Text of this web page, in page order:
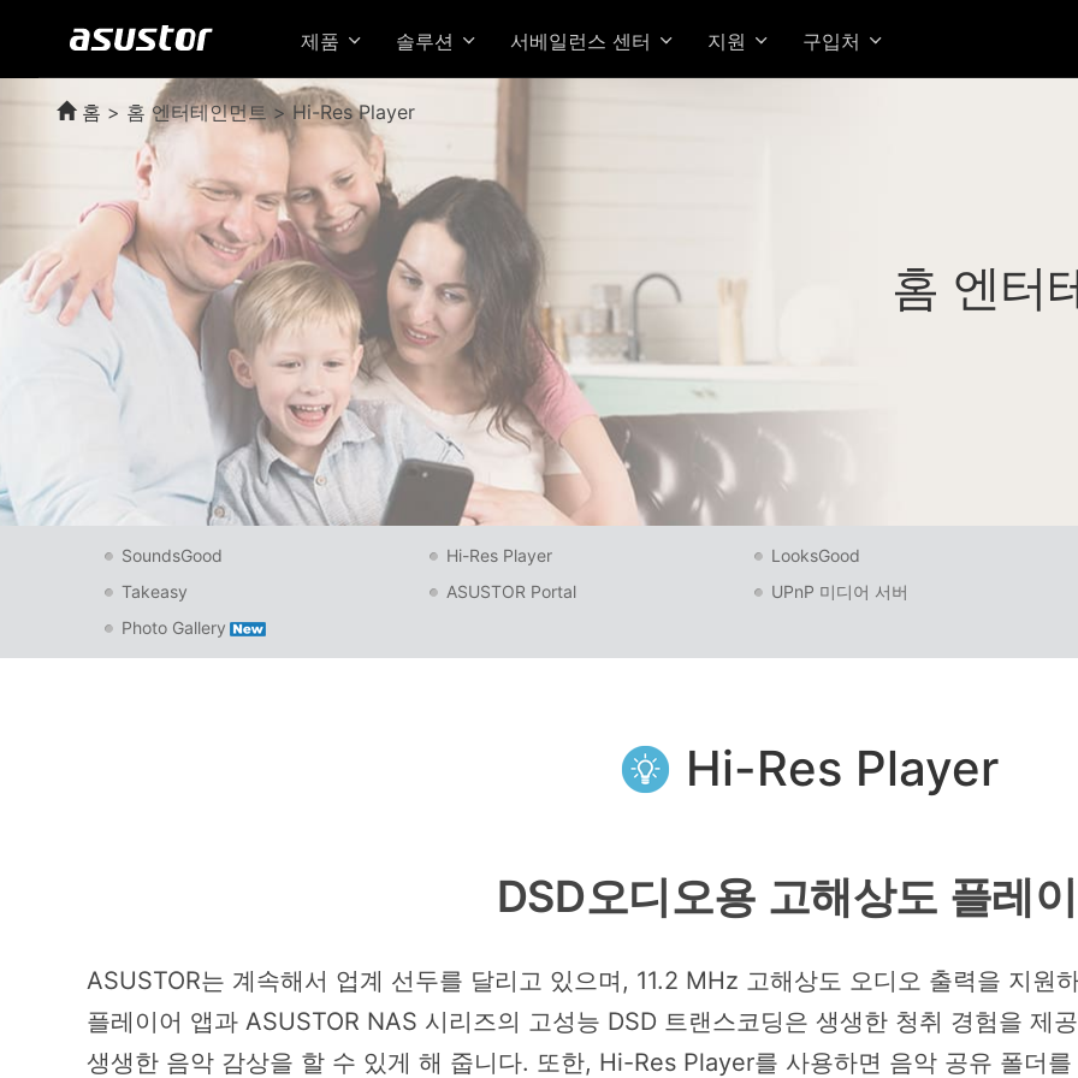
제품 솔루션 서베일런스 센터 지원 구입처
홈 > 홈 엔터테인먼트 > Hi-Res Player
홈 엔터
SoundsGood Hi-Res Player LooksGood
Takeasy
ASUSTOR Portal UPnP 미디어 서버
Photo Gallery
Hi-Res Player
DSD오디오용 고해상도 플레
ASUSTOR는 계속해서 업계 선두를 달리고 있으며, 11.2 MHz 고해상도 오디오 출력을 지원
플레이어 앱과 ASUSTOR NAS 시리즈의 고성능 DSD 트랜스코딩은 생생한 청취 경험을 제
생생한 음악 감상을 할 수 있게 해 줍니다. 또한, Hi-Res Player를 사용하면 음악 공유 폴더